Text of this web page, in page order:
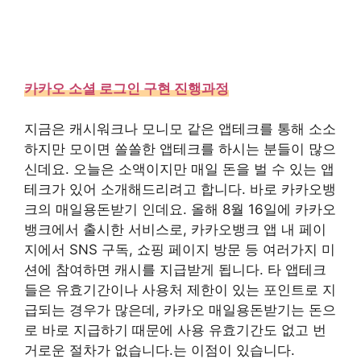
카카오 소셜 로그인 구현 진행과정
지금은 캐시워크나 모니모 같은 앱테크를 통해 소소
하지만 모이면 쏠쏠한 앱테크를 하시는 분들이 많으
신데요. 오늘은 소액이지만 매일 돈을 벌 수 있는 앱
테크가 있어 소개해드리려고 합니다. 바로 카카오뱅
크의 매일용돈받기 인데요. 올해 8월 16일에 카카오
뱅크에서 출시한 서비스로, 카카오뱅크 앱 내 페이
지에서 SNS 구독, 쇼핑 페이지 방문 등 여러가지 미
션에 참여하면 캐시를 지급받게 됩니다. 타 앱테크
들은 유효기간이나 사용처 제한이 있는 포인트로 지
급되는 경우가 많은데, 카카오 매일용돈받기는 돈으
로 바로 지급하기 때문에 사용 유효기간도 없고 번
거로운 절차가 없습니다.는 이점이 있습니다.